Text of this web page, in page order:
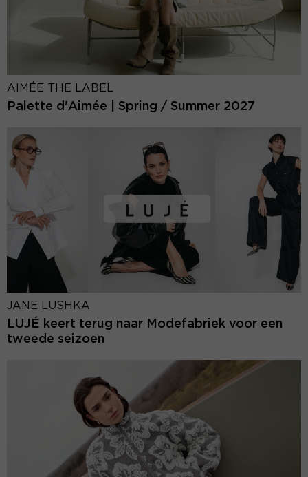
AIMÉE THE LABEL
Palette d'Aimée | Spring / Summer 2027
JANE LUSHKA
LUJÉ keert terug naar Modefabriek voor een
tweede seizoen